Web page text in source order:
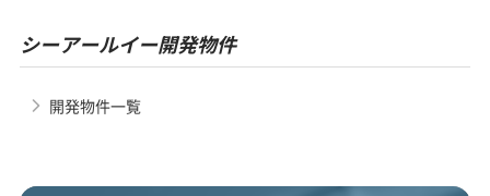
シーアールイー開発物件
開発物件一覧